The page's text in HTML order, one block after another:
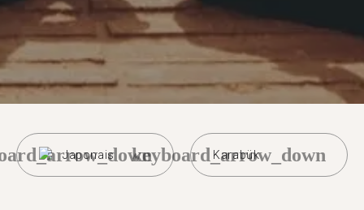
Japonais Karabük
keyboard_arrow_down